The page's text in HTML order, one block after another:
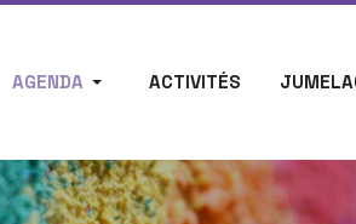
AGENDA ACTIVITÉS